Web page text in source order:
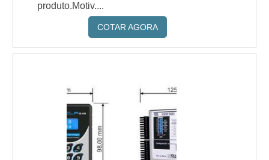
produto.Motiv....
COTAR AGORA